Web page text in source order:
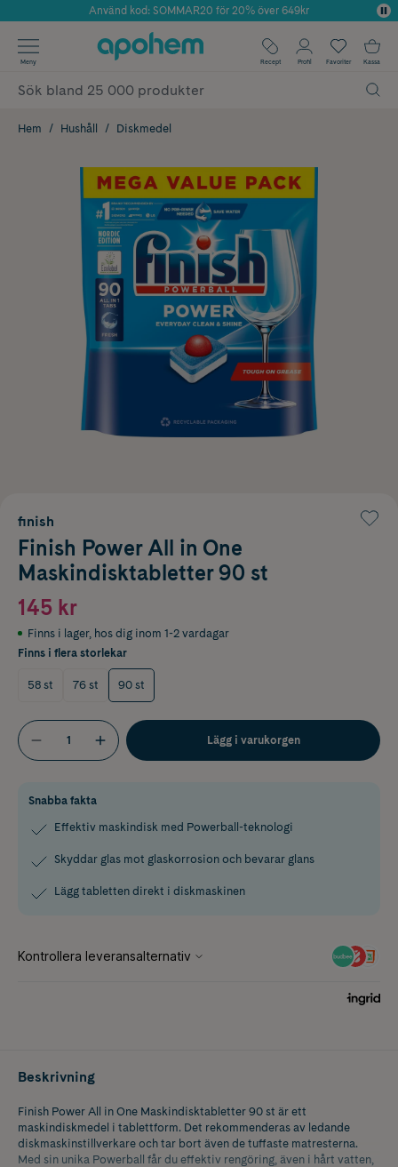
Årets Butik 2025 inom Skönhet
Använd kod: SOMMAR20 för 20% över 649kr
✓ Fri frakt
✓ Poäng på alla köp*
Meny Recept Profil Favoriter Kassa
Hem Hushåll Diskmedel
finish
Finish Power All in One
Maskindisktabletter 90 st
145 kr
Finns i lager, hos dig inom 1-2 vardagar
Finns i flera storlekar
58 st 76 st 90 st
Lägg i varukorgen
Snabba fakta
Effektiv maskindisk med Powerball-teknologi
Skyddar glas mot glaskorrosion och bevarar glans
Lägg tabletten direkt i diskmaskinen
Beskrivning
Finish Power All in One Maskindisktabletter 90 st är ett
maskindiskmedel i tablettform. Det rekommenderas av ledande
diskmaskinstillverkare och tar bort även de tuffaste matresterna.
Med sin unika Powerball får du effektiv rengöring, även i hårt vatten,